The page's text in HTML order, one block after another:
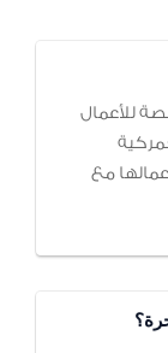
للأعمال
مع